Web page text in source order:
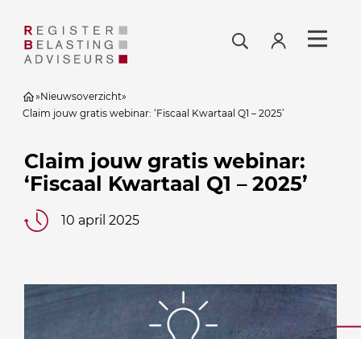
»Nieuwsoverzicht»
Claim jouw gratis webinar: ‘Fiscaal Kwartaal Q1 – 2025’
Claim jouw gratis webinar:
‘Fiscaal Kwartaal Q1 – 2025’
10 april 2025